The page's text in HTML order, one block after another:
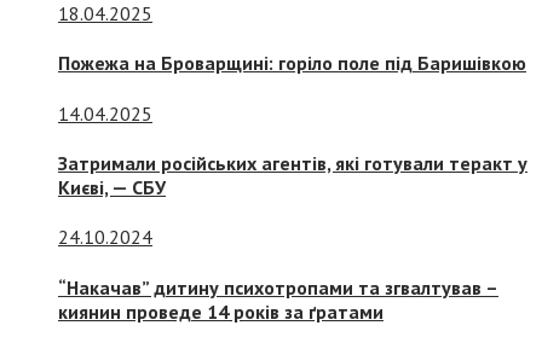
18.04.2025
Пожежа на Броварщині: горіло поле під Баришівкою
14.04.2025
Затримали російських агентів, які готували теракт у
Києві, — СБУ
24.10.2024
“Накачав” дитину психотропами та згвалтував –
киянин проведе 14 років за ґратами